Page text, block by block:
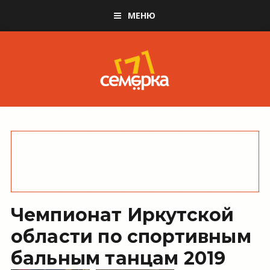
МЕНЮ
Чемпионат Иркутской
области по спортивным
бальным танцам 2019